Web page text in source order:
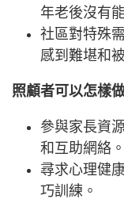
年老後沒有
社區對特殊
感到難堪和
照顧者可以怎樣
參與家長資
和互助網絡。
尋求心理健
巧訓練。